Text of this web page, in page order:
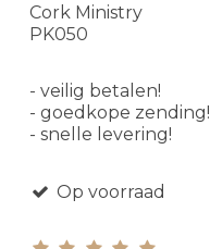
Cork Ministry
PK050
- veilig betalen!
- goedkope zending!
- snelle levering!
Op voorraad